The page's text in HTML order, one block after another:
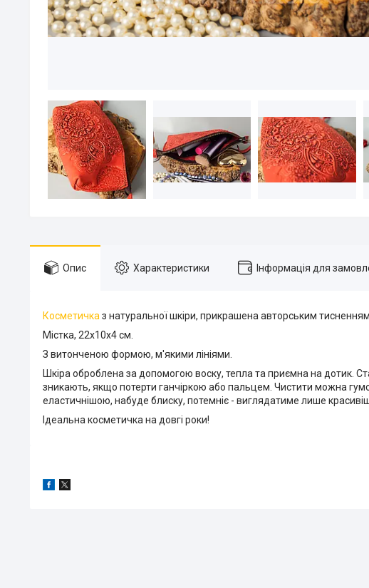
Опис Характеристики Інформація для
Косметичка з натуральної шкіри, прикрашена авторським
Містка, 22х10х4 см.
З витонченою формою, м'якими лініями.
Шкіра оброблена за допомогою воску, тепла та приємна на дотик.
зникають, якщо потерти ганчіркою або пальцем. Чистити можна
еластичнішою, набуде блиску, потемніє - виглядатиме лише
Ідеальна косметичка на довгі роки!